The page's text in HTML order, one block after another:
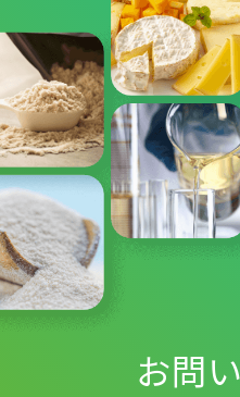
お問